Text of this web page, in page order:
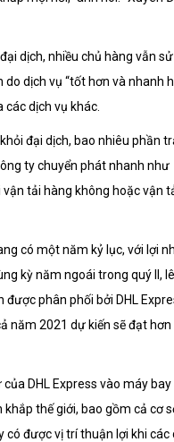
dịch, nhiều chủ hàng vẫn sử
dịch vụ “tốt hơn và nhanh
các dịch vụ khác.
đại dịch, bao nhiêu phần
ty chuyển phát nhanh như
tải hàng không hoặc vận
có một năm kỷ lục, với lợi
kỳ năm ngoái trong quý II,
được phân phối bởi DHL
năm 2021 dự kiến sẽ đạt hơn
DHL Express vào máy
thế giới, bao gồm cả cơ
có được vị trí thuận lợi khi các